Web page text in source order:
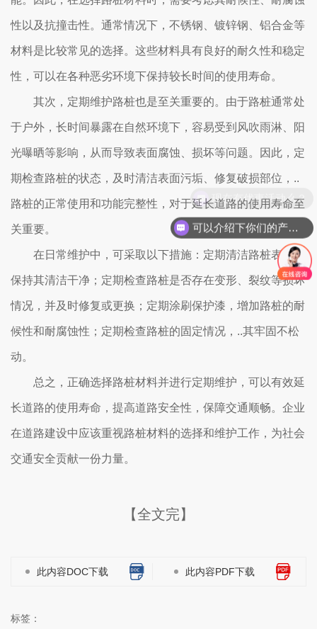
性以及抗撞击性。通常情况下，不锈钢、镀锌钢、铝合金等
材料是比较常见的选择。这些材料具有良好的耐久性和稳定
性，可以在各种恶劣环境下保持较长时间的使用寿命。
其次，定期维护路桩也是至关重要的。由于路桩通常处
于户外，长时间暴露在自然环境下，容易受到风吹雨淋、阳
光曝晒等影响，从而导致表面腐蚀、损坏等问题。因此，定
期检查路桩的状态，及时清洁表面污垢、修复破损部位，..
路桩的正常使用和功能完整性，对于延长道路的使用寿命至
关重要。
在日常维护中，可采取以下措施：定期清洁路桩表面，
保持其清洁干净；定期检查路桩是否存在变形、裂纹等损坏
情况，并及时修复或更换；定期涂刷保护漆，增加路桩的耐
候性和耐腐蚀性；定期检查路桩的固定情况，..其牢固不松
动。
总之，正确选择路桩材料并进行定期维护，可以有效延
长道路的使用寿命，提高道路安全性，保障交通顺畅。企业
在道路建设中应该重视路桩材料的选择和维护工作，为社会
交通安全贡献一份力量。
【全文完】
此内容DOC下载 此内容PDF下载
标签：
可以介绍下你们的产品么？
现在有优惠活动么？